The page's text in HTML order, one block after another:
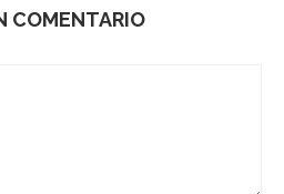
COMENTARIO